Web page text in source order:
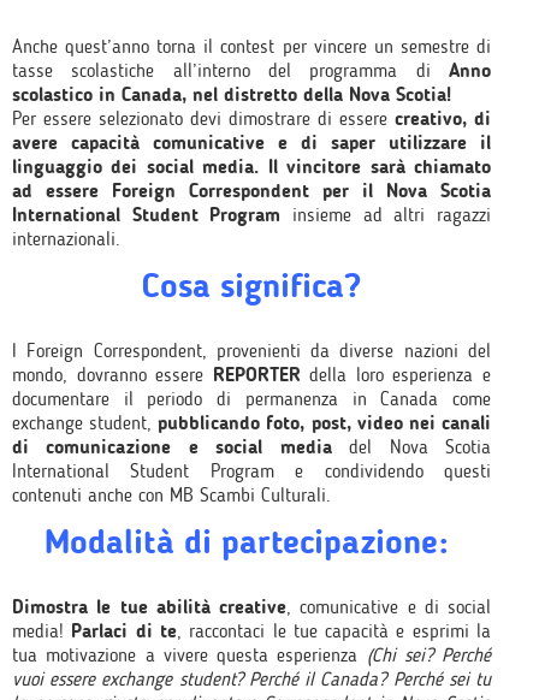
Anche quest’anno torna il contest per vincere un semestre di
tasse scolastiche all’interno del programma di Anno
scolastico in Canada, nel distretto della Nova Scotia!
Per essere selezionato devi dimostrare di essere creativo, di
avere capacità comunicative e di saper utilizzare il
linguaggio dei social media. Il vincitore sarà chiamato
ad essere Foreign Correspondent per il Nova Scotia
International Student Program insieme ad altri ragazzi
internazionali.
Cosa significa?
I Foreign Correspondent, provenienti da diverse nazioni del
mondo, dovranno essere REPORTERdella loro esperienza e
documentare il periodo di permanenza in Canada come
exchange student,pubblicando foto, post, video nei canali
di comunicazione e social media
del Nova Scotia
International Student Program e condividendo questi
contenuti anche con MB Scambi Culturali.
Modalità di partecipazione:
Dimostra le tue abilità creative, comunicative e di social
media! Parlaci di te, raccontaci le tue capacità e esprimi la
tua motivazione a vivere questa esperienza (Chi sei? Perché
vuoi essere exchange student? Perché il Canada? Perché sei tu